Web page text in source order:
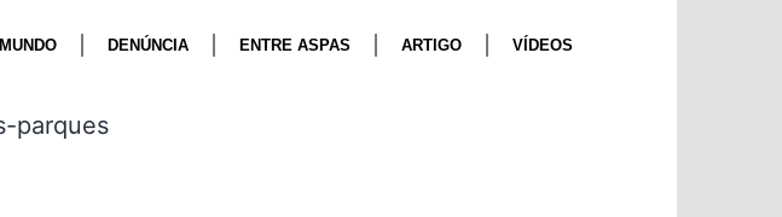
MUNDO DENÚNCIA ENTRE ASPAS ARTIGO VÍDEOS